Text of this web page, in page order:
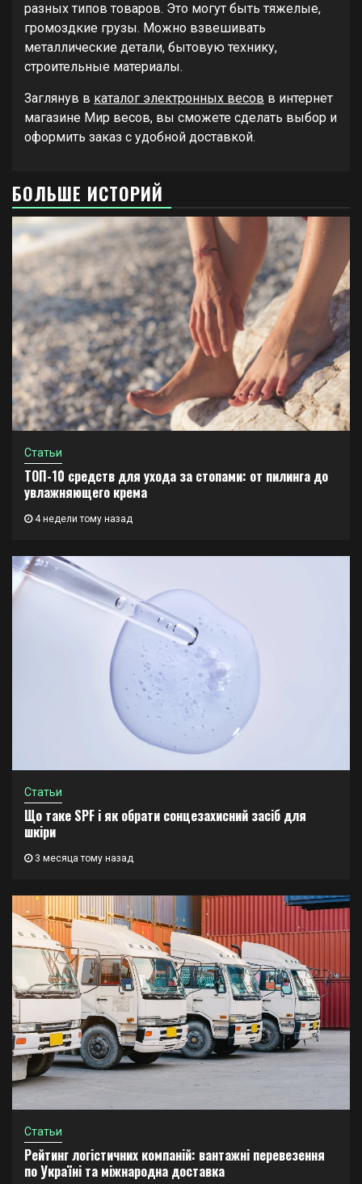
разных типов товаров. Это могут быть тяжелые,
громоздкие грузы. Можно взвешивать
металлические детали, бытовую технику,
строительные материалы.
Заглянув в каталог электронных весов в интернет
магазине Мир весов, вы сможете сделать выбор и
оформить заказ с удобной доставкой.
БОЛЬШЕ ИСТОРИЙ
Статьи
ТОП-10 средств для ухода за стопами: от пилинга до
увлажняющего крема
4 недели тому назад
Статьи
Що таке SPF і як обрати сонцезахисний засіб для
шкіри
3 месяца тому назад
Статьи
Рейтинг логістичних компаній: вантажні перевезення
по Україні та міжнародна доставка